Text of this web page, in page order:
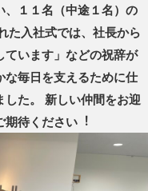
、１１名（中途１名）の
た入社式では、社長から
ています」などの祝辞が
毎日を支えるために仕
た。 新しい仲間をお迎
期待ください︕